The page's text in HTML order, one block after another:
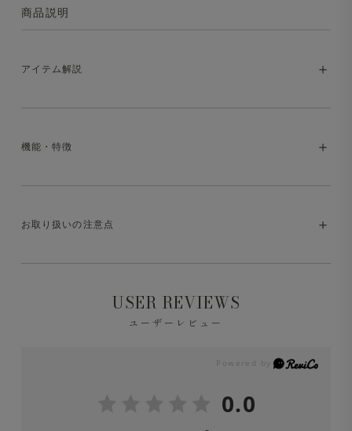
商品説明
アイテム解説
上質な大人のモックネックスウェットシャツ
機能・特徴
をご参照ください）
お取り扱いの注意点
USER REVIEWS
ユーザーレビュー
0.0